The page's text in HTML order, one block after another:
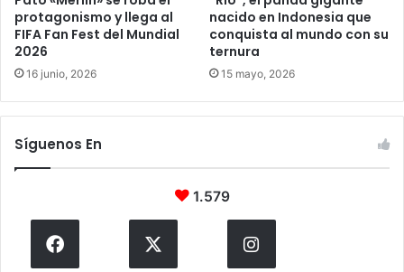
protagonismo y llega al
FIFA Fan Fest del Mundial
2026
16 junio, 2026
nacido en Indonesia que
conquista al mundo con su
ternura
15 mayo, 2026
Síguenos En
1.579